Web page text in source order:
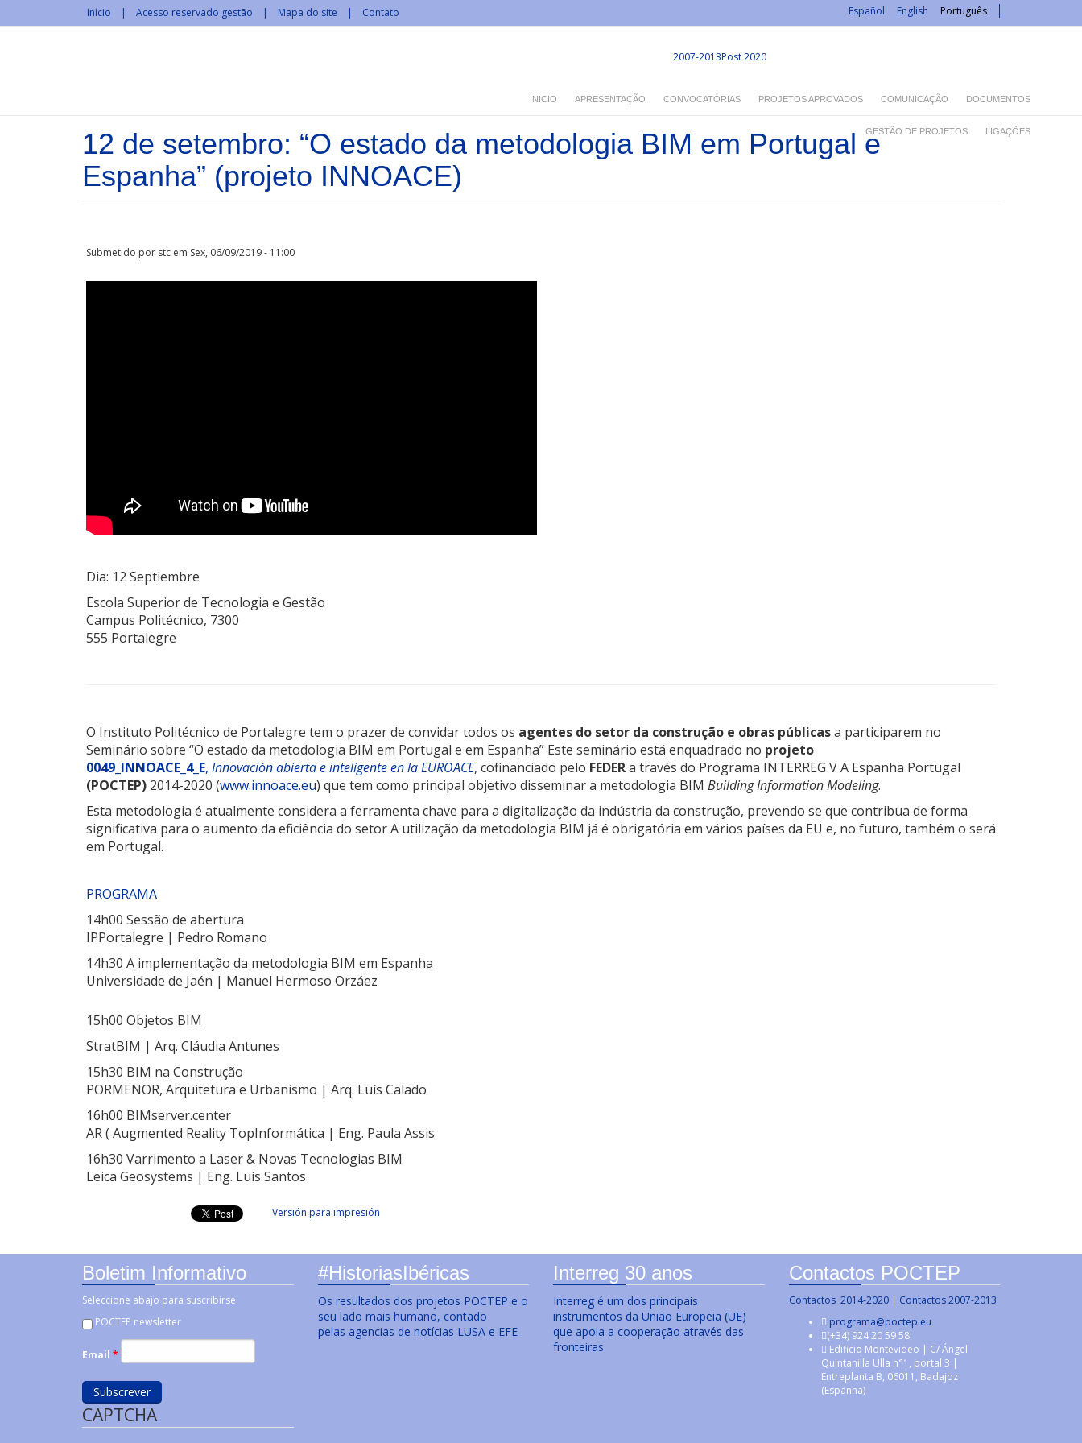
Passar para o conteúdo principal
Início Acesso reservado gestão Mapa do site Contato Español English Português
INICIO APRESENTAÇÃO CONVOCATÓRIAS PROJETOS APROVADOS COMUNICAÇÃO DOCUMENTOS
GESTÃO DE PROJETOS LIGAÇÕES
2007-2013Post 2020
12 de setembro: “O estado da metodologia BIM em Portugal e
Espanha” (projeto INNOACE)
Submetido por stc em Sex, 06/09/2019 - 11:00
Dia: 12 Septiembre
Escola Superior de Tecnologia e Gestão
Campus Politécnico, 7300
555 Portalegre
O Instituto Politécnico de Portalegre tem o prazer de convidar todos os agentes do setor da construção e obras públicasa participarem no
Seminário sobre “O estado da metodologia BIM em Portugal e em Espanha” Este seminário está enquadrado no projeto
0049_INNOACE_4_E, Innovación abierta e inteligente en la EUROACE, cofinanciado pelo FEDERa través do Programa INTERREG V A Espanha Portugal
(POCTEP) 2014-2020 (www.innoace.eu) que tem como principal objetivo disseminar a metodologia BIM Building Information Modeling.
Esta metodologia é atualmente considera a ferramenta chave para a digitalização da indústria da construção, prevendo se que contribua de forma
significativa para o aumento da eficiência do setor A utilização da metodologia BIM já é obrigatória em vários países da EU e, no futuro, também o será
em Portugal.
PROGRAMA
14h00 Sessão de abertura
IPPortalegre | Pedro Romano
14h30 A implementação da metodologia BIM em Espanha
Universidade de Jaén | Manuel Hermoso Orzáez
15h00 Objetos BIM
StratBIM | Arq. Cláudia Antunes
15h30 BIM na Construção
PORMENOR, Arquitetura e Urbanismo | Arq. Luís Calado
16h00 BIMserver.center
AR ( Augmented Reality TopInformática | Eng. Paula Assis
16h30 Varrimento a Laser & Novas Tecnologias BIM
Leica Geosystems | Eng. Luís Santos
Versión para impresión
Boletim Informativo
Seleccione abajo para suscribirse
POCTEP newsletter
Email *
CAPTCHA
#HistoriasIbéricas
Os resultados dos projetos POCTEP e o
seu lado mais humano, contado
pelas agencias de notícias LUSA e EFE
Interreg 30 anos
Interreg é um dos principais
instrumentos da União Europeia (UE)
que apoia a cooperação através das
fronteiras
Contactos POCTEP
Contactos 2014-2020| Contactos 2007-2013
programa@poctep.eu
(+34) 924 20 59 58
Edificio Montevideo | C/ Ángel
Quintanilla Ulla n°1, portal 3 |
Entreplanta B, 06011, Badajoz
(Espanha)